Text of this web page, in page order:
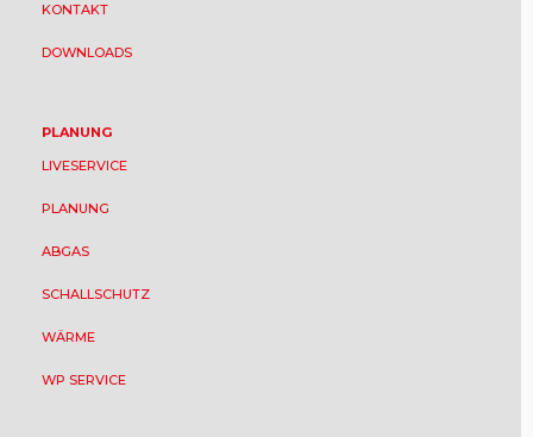
KONTAKT
DOWNLOADS
PLANUNG
LIVESERVICE
PLANUNG
ABGAS
SCHALLSCHUTZ
WÄRME
WP SERVICE